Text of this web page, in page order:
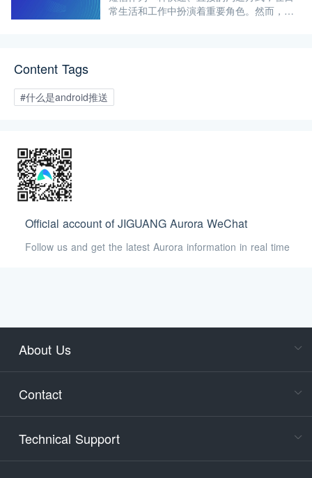
常生活和工作中扮演着重要角色。然而，在
Content Tags
#什么是android推送
Official account of JIGUANG Aurora WeChat
Follow us and get the latest Aurora information in real time
About Us
Contact
Technical Support